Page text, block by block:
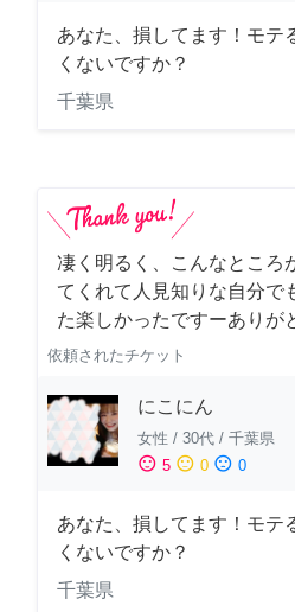
あなた、損してます！モテ
くないですか？
千葉県
凄く明るく、こんなところ
てくれて人見知りな自分で
た楽しかったですーありが
依頼されたチケット
にこにん
女性 / 30代 / 千葉県
sentiment_satisfied 5 sentiment_neutral 0 sentiment_dissatisfied 0
あなた、損してます！モテ
くないですか？
千葉県